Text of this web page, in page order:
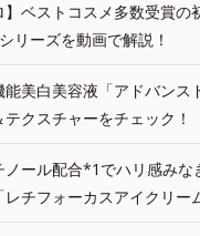
】ベストコスメ多数受賞の
リーズを動画で解説！
能美白美容液「アドバンス
クスチャーをチェック！
ノール配合*1でハリ感みな
チフォーカスアイクリー